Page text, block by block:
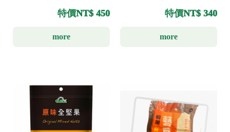
特價NT$ 450
more
特價NT$ 340
more